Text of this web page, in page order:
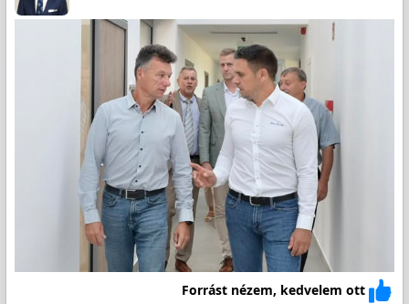
Forrást nézem, kedvelem ott